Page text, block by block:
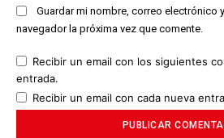
Guardar mi nombre, correo electrónico
navegador la próxima vez que comente.
Recibir un email con los siguientes
entrada.
Recibir un email con cada nueva